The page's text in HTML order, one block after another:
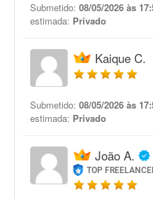
Submetido: 08/05/2026 às
estimada: Privado
Kaique C.
Submetido: 08/05/2026 às
estimada: Privado
João A.
TOP